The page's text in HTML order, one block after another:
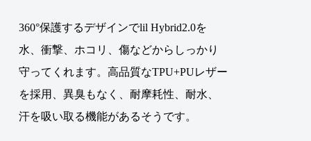
360°保護するデザインでlil Hybrid2.0を
水、衝撃、ホコリ、傷などからしっかり
守ってくれます。高品質なTPU+PUレザー
を採用、異臭もなく、耐摩耗性、耐水、
汗を吸い取る機能があるそうです。